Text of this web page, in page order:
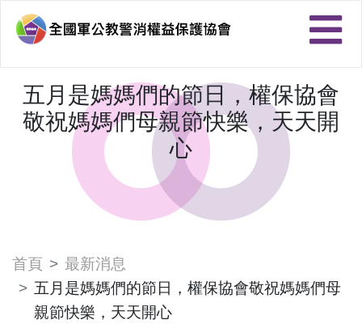
五月是媽媽們的節日，權保協會
敬祝媽媽們母親節快樂，天天開
心
首頁
最新消息
五月是媽媽們的節日，權保協會敬祝媽媽們母
親節快樂，天天開心